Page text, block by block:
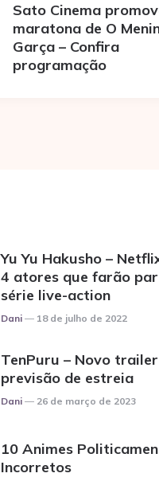
Sato Cinema
maratona de O
Garça – Confira
programação
Yu Yu Hakusho –
4 atores que farão
série live-action
Posted
Dani 18 de julho de 2022
TenPuru – Novo
previsão de estreia
Posted
Dani 26 de março de 2023
10 Animes
Incorretos